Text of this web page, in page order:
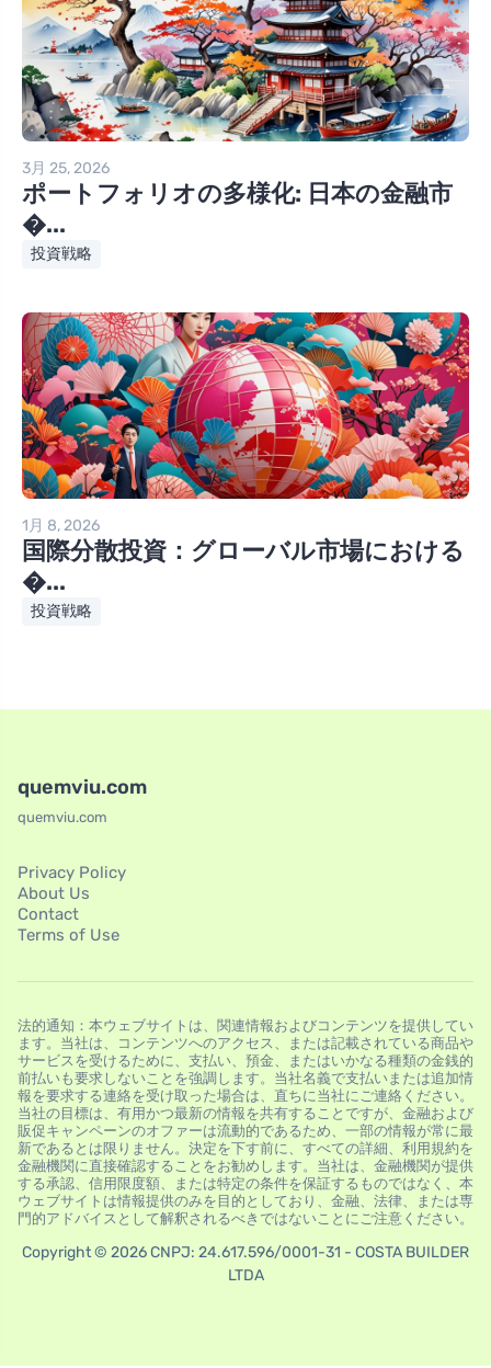
3月 25, 2026
ポートフォリオの多様化: 日本の金融市
�...
投資戦略
1月 8, 2026
国際分散投資：グローバル市場における
�...
投資戦略
quemviu.com
quemviu.com
Privacy Policy
About Us
Contact
Terms of Use
法的通知：本ウェブサイトは、関連情報およびコンテンツを提供してい
ます。当社は、コンテンツへのアクセス、または記載されている商品や
サービスを受けるために、支払い、預金、またはいかなる種類の金銭的
前払いも要求しないことを強調します。当社名義で支払いまたは追加情
報を要求する連絡を受け取った場合は、直ちに当社にご連絡ください。
当社の目標は、有用かつ最新の情報を共有することですが、金融および
販促キャンペーンのオファーは流動的であるため、一部の情報が常に最
新であるとは限りません。決定を下す前に、すべての詳細、利用規約を
金融機関に直接確認することをお勧めします。当社は、金融機関が提供
する承認、信用限度額、または特定の条件を保証するものではなく、本
ウェブサイトは情報提供のみを目的としており、金融、法律、または専
門的アドバイスとして解釈されるべきではないことにご注意ください。
Copyright © 2026 CNPJ: 24.617.596/0001-31 - COSTA BUILDER
LTDA